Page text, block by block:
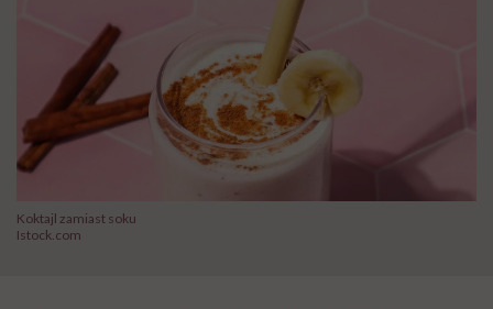
Koktajl zamiast soku
Istock.com